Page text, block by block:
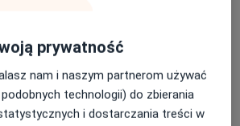
kilku kluczowym celom w
rozwoju płodu:
pozycja oraz ruchy są regularnie
ciąży:USG pozwala na ustalenie
prywatność
nam i naszym partnerom używać
technologii) do zbierania
i dostarczania treści w